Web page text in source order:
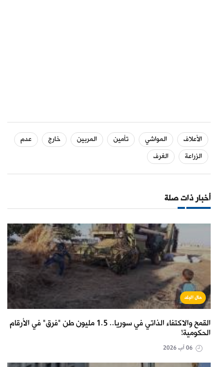
الأعلاف المواشي تأمين المربين خارج
عدم
الزراعة
الغرف
أخبار ذات صلة
حال البلد
القمح والاكتفاء الذاتي في سوريا.. 1.5 مليون طن "فرق" في الأرقام
الحكومية!